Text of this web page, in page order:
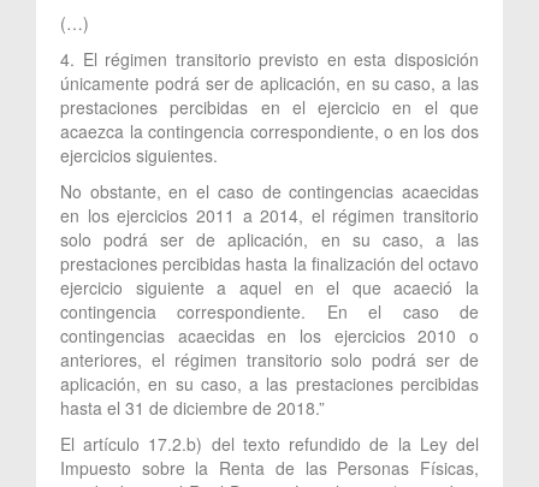
(…)
4. El régimen transitorio previsto en esta disposición
únicamente podrá ser de aplicación, en su caso, a las
prestaciones percibidas en el ejercicio en el que
acaezca la contingencia correspondiente, o en los dos
ejercicios siguientes.
No obstante, en el caso de contingencias acaecidas
en los ejercicios 2011 a 2014, el régimen transitorio
solo podrá ser de aplicación, en su caso, a las
prestaciones percibidas hasta la finalización del octavo
ejercicio siguiente a aquel en el que acaeció la
contingencia correspondiente. En el caso de
contingencias acaecidas en los ejercicios 2010 o
anteriores, el régimen transitorio solo podrá ser de
aplicación, en su caso, a las prestaciones percibidas
hasta el 31 de diciembre de 2018.”
El artículo 17.2.b) del texto refundido de la Ley del
Impuesto sobre la Renta de las Personas Físicas,